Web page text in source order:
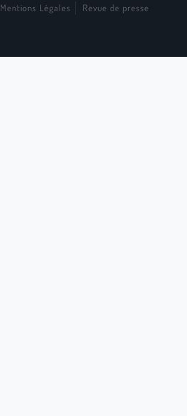
Mentions Légales Revue de presse